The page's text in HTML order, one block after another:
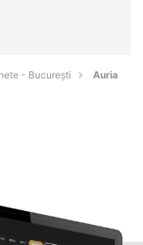
- Bucureşti Auria